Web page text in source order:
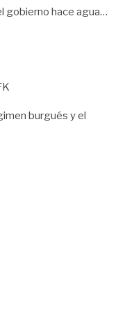
gobierno hace agua…
burgués y el